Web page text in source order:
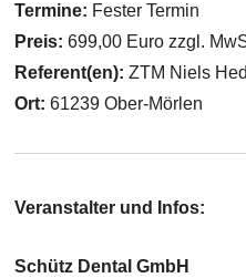
Termine: Fester Termin
Preis: 699,00 Euro zzgl.
Referent(en):ZTM Niels
Ort:61239 Ober-Mörlen
Veranstalter und Infos:
Schütz Dental GmbH